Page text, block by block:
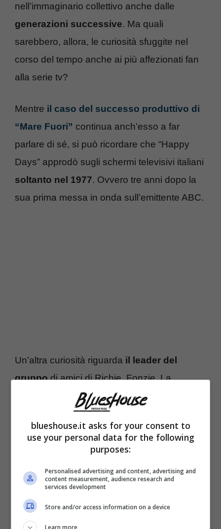
nell’immaginario collettivo anche dalle
generazioni successive. Ma quali
sarebbero, allora, le curiosità sfuggite nel
corso del tempo anche ai più affezionati fan
alla serie tv?
Mentre il caso del successo produttivo di
“Mare Fuori” continua anch’esso a far
parlare di sé, si può ricordare che “Happy
Days” approdò sugli schermi televisivi italiani
soltanto nel 1977. Ovvero tre anni dopo la
sua prima messa in onda sull’emittente ABC.
Un’altra curiosità riguarda il leader del
gruppodi amici di Richie, Fonzie. La
caratterizzazione del suo personaggio ebbe
un tale effetto sugli spettatori che quasi tutti
iniziarono ad associare Fonzie alla serie tv,
come se fosse lui il reale protagonista della
storia. A questo fenomeno gli studiosi di serie
tv hanno dato il nome di “sindrome di
Fonzie”. Fonzie, alias Henry Winkler, ha
indossato ben 5 giacche di pelle differenti
blueshouse.it asks for your consent to
use your personal data for the following
purposes:
Personalised advertising and content, advertising and
content measurement, audience research and
services development
Store and/or access information on a device
Learn more